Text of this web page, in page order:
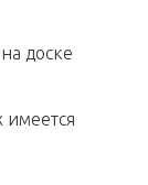
доске
имеется